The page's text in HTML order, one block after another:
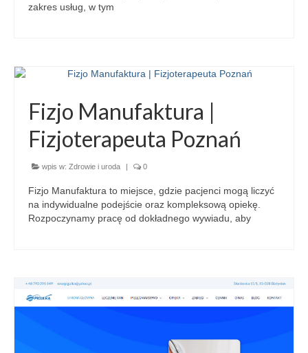
zakres usług, w tym
Fizjo Manufaktura |
Fizjoterapeuta Poznań
wpis w: Zdrowie i uroda | 0
Fizjo Manufaktura to miejsce, gdzie pacjenci mogą liczyć
na indywidualne podejście oraz kompleksową opiekę.
Rozpoczynamy pracę od dokładnego wywiadu, aby